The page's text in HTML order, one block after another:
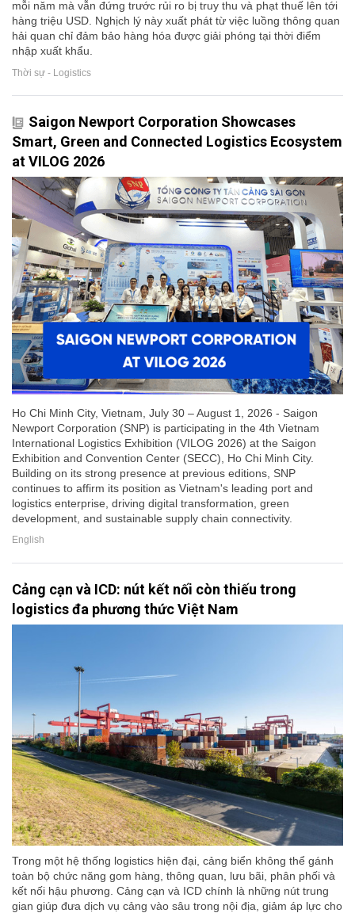
mỗi năm mà vẫn đứng trước rủi ro bị truy thu và phạt thuế lên tới
hàng triệu USD. Nghịch lý này xuất phát từ việc luồng thông quan
hải quan chỉ đảm bảo hàng hóa được giải phóng tại thời điểm
nhập xuất khẩu.
Thời sự - Logistics
Saigon Newport Corporation Showcases
Smart, Green and Connected Logistics Ecosystem
at VILOG 2026
Ho Chi Minh City, Vietnam, July 30 – August 1, 2026 - Saigon
Newport Corporation (SNP) is participating in the 4th Vietnam
International Logistics Exhibition (VILOG 2026) at the Saigon
Exhibition and Convention Center (SECC), Ho Chi Minh City.
Building on its strong presence at previous editions, SNP
continues to affirm its position as Vietnam's leading port and
logistics enterprise, driving digital transformation, green
development, and sustainable supply chain connectivity.
English
Cảng cạn và ICD: nút kết nối còn thiếu trong
logistics đa phương thức Việt Nam
Trong một hệ thống logistics hiện đại, cảng biển không thể gánh
toàn bộ chức năng gom hàng, thông quan, lưu bãi, phân phối và
kết nối hậu phương. Cảng cạn và ICD chính là những nút trung
gian giúp đưa dịch vụ cảng vào sâu trong nội địa, giảm áp lực cho